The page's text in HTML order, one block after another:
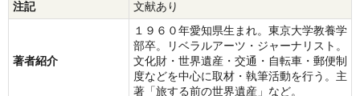
注記
文献あり
著者紹介
１９６０年愛知県生まれ。東京大学教養学
部卒。リベラルアーツ・ジャーナリスト。
文化財・世界遺産・交通・自転車・郵便制
度などを中心に取材・執筆活動を行う。主
著「旅する前の世界遺産」など。